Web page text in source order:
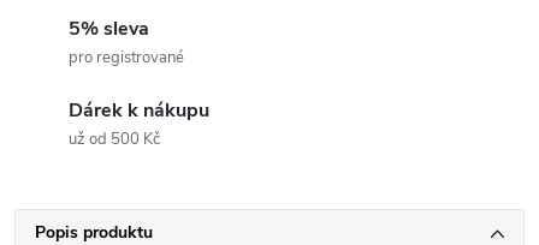
5% sleva
pro registrované
Dárek k nákupu
už od 500 Kč
Popis produktu